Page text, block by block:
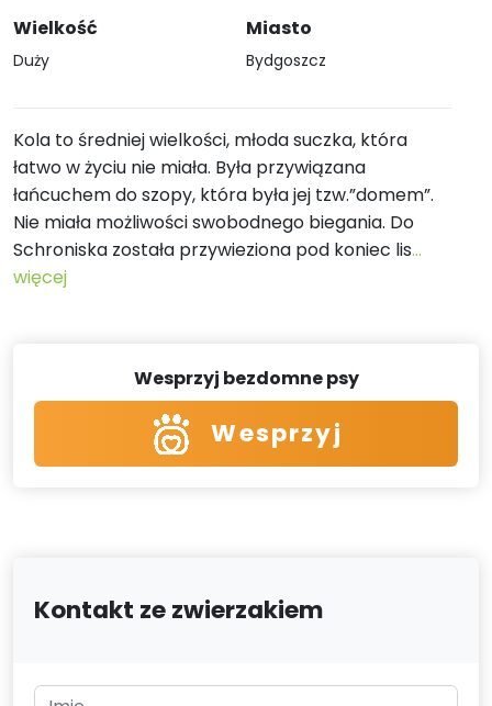
Wielkość
Duży
Miasto
Bydgoszcz
Kola to średniej wielkości, młoda suczka, która
łatwo w życiu nie miała. Była przywiązana
łańcuchem do szopy, która była jej tzw.”domem”.
Nie miała możliwości swobodnego biegania. Do
Schroniska została przywieziona pod koniec lis...
więcej
Wesprzyj bezdomne psy
Wesprzyj
Kontakt ze zwierzakiem